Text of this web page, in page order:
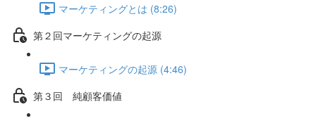
マーケティングとは (8:26)
第２回マーケティングの起源
マーケティングの起源 (4:46)
第３回 純顧客価値